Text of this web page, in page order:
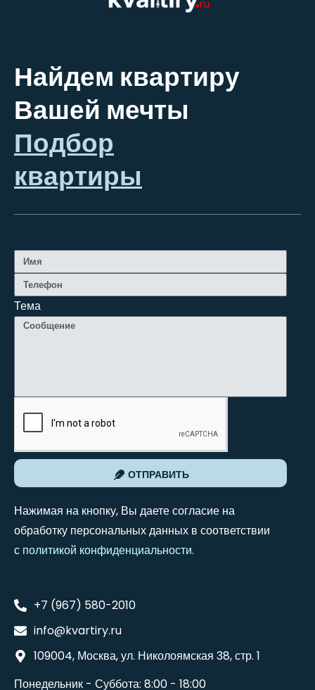
Найдем квартиру
Вашей мечты
Подбор
квартиры
Тема
ОТПРАВИТЬ
Нажимая на кнопку, Вы даете согласие на
обработку персональных данных в соответствии
с политикой конфиденциальности.
+7 (967) 580-2010
info@kvartiry.ru
109004, Москва, ул. Николоямская 38, стр. 1
Понедельник - Суббота: 8:00 - 18:00